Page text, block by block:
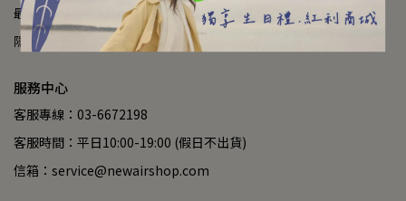
最新訊息 查詢您所需要的商品 我的會員帳戶 退換貨政策
隱私權政策
服務條款
服務中心
客服專線：03-6672198
客服時間：平日10:00-19:00 (假日不出貨)
信箱：service@newairshop.com